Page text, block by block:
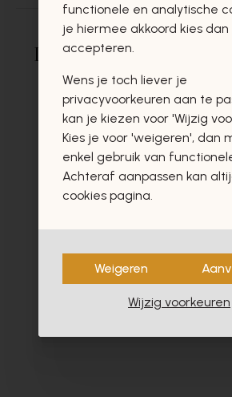
Deze producten
vast ook
functionele en analytische
je hiermee akkoord kies dan
accepteren.
Wens je toch liever je
privacyvoorkeuren aan te
kan je kiezen voor 'Wijzig
Kies je voor 'weigeren', dan
enkel gebruik van
Achteraf aanpassen kan
cookies pagina.
Weigeren
Wijzig voorkeuren